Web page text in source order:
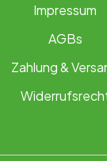
Impressum
AGBs
Zahlung &